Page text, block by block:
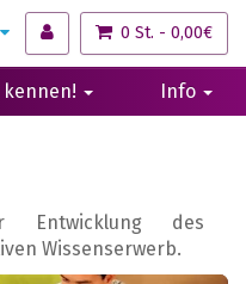
0 St. - 0,00€
kennen! Info
Entwicklung des
Wissenserwerb.